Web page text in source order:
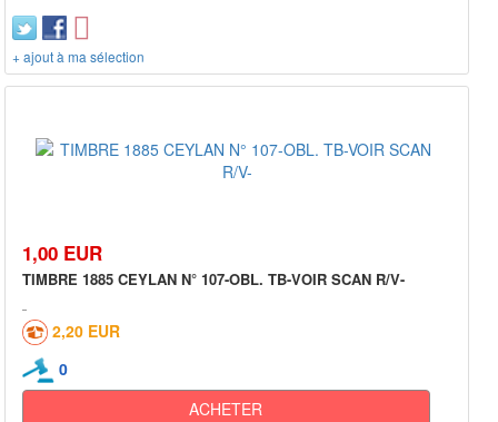
+ ajout à ma sélection
1,00 EUR
TIMBRE 1885 CEYLAN N° 107-OBL. TB-VOIR SCAN R/V-
2,20 EUR
0
ACHETER